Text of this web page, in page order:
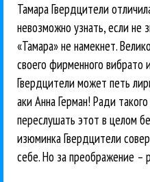
Тамара Гвердцители
невозможно узнать, если не
«Тамара» не намекнет.
своего фирменного вибрато
Гвердцители может петь
аки Анна Герман! Ради
переслушать этот в целом
изюминка Гвердцители
себе. Но за преображение –